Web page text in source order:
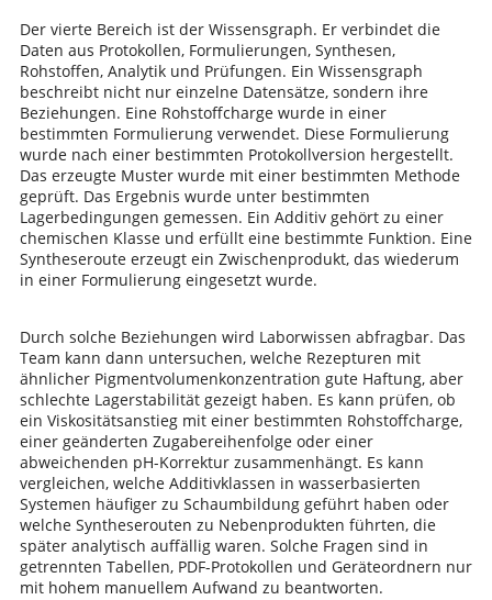
Der vierte Bereich ist der Wissensgraph. Er verbindet die
Daten aus Protokollen, Formulierungen, Synthesen,
Rohstoffen, Analytik und Prüfungen. Ein Wissensgraph
beschreibt nicht nur einzelne Datensätze, sondern ihre
Beziehungen. Eine Rohstoffcharge wurde in einer
bestimmten Formulierung verwendet. Diese Formulierung
wurde nach einer bestimmten Protokollversion hergestellt.
Das erzeugte Muster wurde mit einer bestimmten Methode
geprüft. Das Ergebnis wurde unter bestimmten
Lagerbedingungen gemessen. Ein Additiv gehört zu einer
chemischen Klasse und erfüllt eine bestimmte Funktion. Eine
Syntheseroute erzeugt ein Zwischenprodukt, das wiederum
in einer Formulierung eingesetzt wurde.
Durch solche Beziehungen wird Laborwissen abfragbar. Das
Team kann dann untersuchen, welche Rezepturen mit
ähnlicher Pigmentvolumenkonzentration gute Haftung, aber
schlechte Lagerstabilität gezeigt haben. Es kann prüfen, ob
ein Viskositätsanstieg mit einer bestimmten Rohstoffcharge,
einer geänderten Zugabereihenfolge oder einer
abweichenden pH-Korrektur zusammenhängt. Es kann
vergleichen, welche Additivklassen in wasserbasierten
Systemen häufiger zu Schaumbildung geführt haben oder
welche Syntheserouten zu Nebenprodukten führten, die
später analytisch auffällig waren. Solche Fragen sind in
getrennten Tabellen, PDF-Protokollen und Geräteordnern nur
mit hohem manuellem Aufwand zu beantworten.